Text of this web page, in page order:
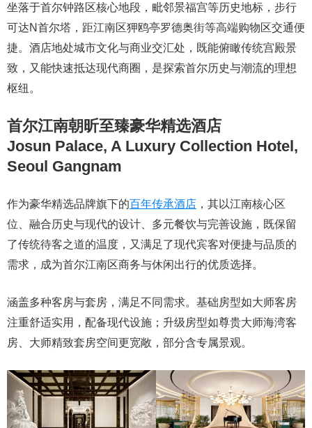
坐落于首尔钟路区核心地段，毗邻景福宫等历史地标，步行
可达N首尔塔，距江南区狎鸥亭罗德奥街等高端购物区交通便
捷。酒店地处城市文化与商业交汇处，既能俯瞰传统宫殿景
致，又能快速抵达现代商圈，是探索首尔历史与潮流的理想
枢纽。
首尔江南朝昕至臻豪华精选酒店
Josun Palace, A Luxury Collection Hotel,
Seoul Gangnam
作为豪华精选品牌旗下的百年传承酒店 ，其以江南核心区
位、融合历史与现代的设计、多元餐饮与完善设施，既保留
了传统待客之道的温度，又满足了现代宾客对便捷与品质的
需求，成为首尔江南区商务与休闲出行的优质选择。
涵盖多种客房与套房，满足不同需求。基础房型如大师客房
注重舒适实用，配备现代设施；升级房型如尊贵大师海湾客
房、大师精致套房空间更宽敞，部分含专属景观。